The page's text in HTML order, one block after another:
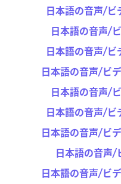
日本語の音声/ビ
日本語の音声/
日本語の音声/ビ
日本語の音声/ビ
日本語の音声/
日本語の音声/ビ
日本語の音声/ビ
日本語の音声/
日本語の音声/ビ